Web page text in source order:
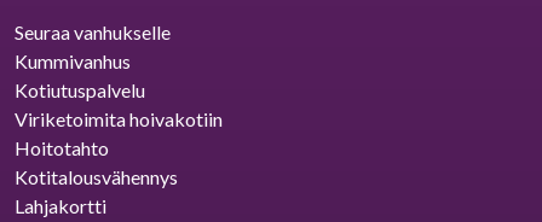
Seuraa vanhukselle
Kummivanhus
Kotiutuspalvelu
Viriketoimita hoivakotiin
Hoitotahto
Kotitalousvähennys
Lahjakortti